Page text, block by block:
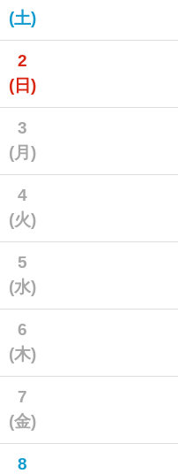
(土)
2
(日)
3
(月)
4
(火)
5
(水)
6
(木)
7
(金)
8